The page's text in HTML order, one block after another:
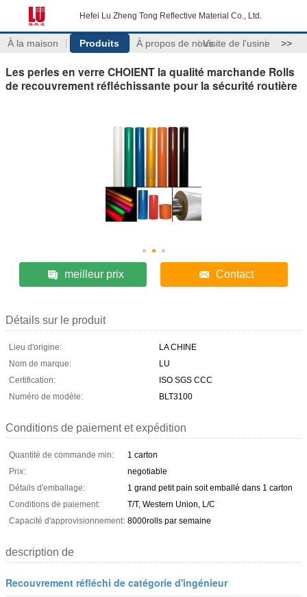
Hefei Lu Zheng Tong Reflective Material Co., Ltd.
À la maison Produits À propos de nousVisite de l'usine >>
Les perles en verre CHOIENT la qualité marchande Rolls
de recouvrement réfléchissante pour la sécurité routière
meilleur prix Contact
Détails sur le produit
Lieu d'origine:
LA CHINE
Nom de marque:
LU
Certification:
ISO SGS CCC
Numéro de modèle:
BLT3100
Conditions de paiement et expédition
Quantité de commande min:
1 carton
Prix:
negotiable
Détails d'emballage:
1 grand petit pain soit emballé dans 1 carton
Conditions de paiement:
T/T, Western Union, L/C
Capacité d'approvisionnement: 8000rolls par semaine
description de
Recouvrement réfléchi de catégorie d'ingénieur